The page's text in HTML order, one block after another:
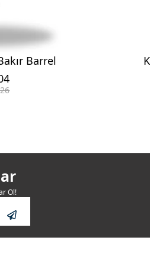
Barrel
Ol!